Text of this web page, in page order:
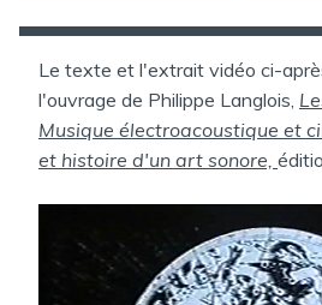
É
L
:
L
Le texte et l'extrait vidéo ci-
l'ouvrage de Philippe Langlois,
Musique électroacoustique et
et histoire d'un art sonore,